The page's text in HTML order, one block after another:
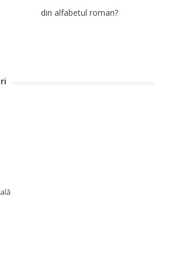
din alfabetul roman?